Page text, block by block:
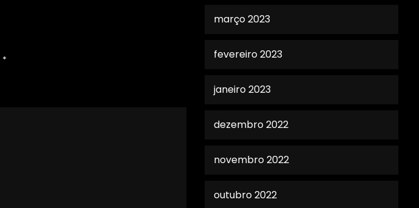
*
março 2023
fevereiro 2023
janeiro 2023
dezembro 2022
novembro 2022
outubro 2022